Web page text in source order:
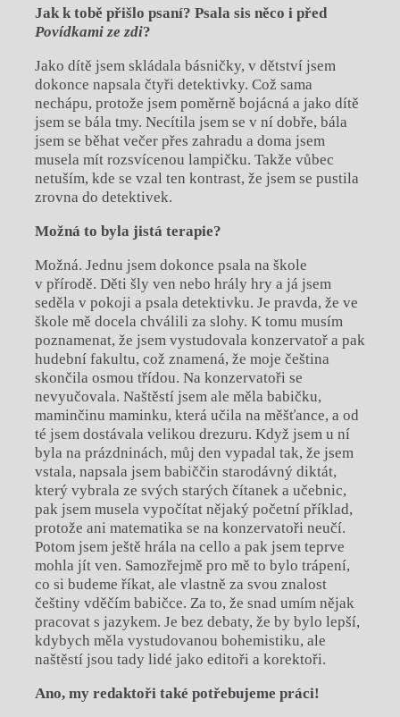
Jak k tobě přišlo psaní? Psala sis něco i před
Povídkami ze zdi?
Jako dítě jsem skládala básničky, v dětství jsem
dokonce napsala čtyři detektivky. Což sama
nechápu, protože jsem poměrně bojácná a jako dítě
jsem se bála tmy. Necítila jsem se v ní dobře, bála
jsem se běhat večer přes zahradu a doma jsem
musela mít rozsvícenou lampičku. Takže vůbec
netuším, kde se vzal ten kontrast, že jsem se pustila
zrovna do detektivek.
Možná to byla jistá terapie?
Možná. Jednu jsem dokonce psala na škole
v přírodě. Děti šly ven nebo hrály hry a já jsem
seděla v pokoji a psala detektivku. Je pravda, že ve
škole mě docela chválili za slohy. K tomu musím
poznamenat, že jsem vystudovala konzervatoř a pak
hudební fakultu, což znamená, že moje čeština
skončila osmou třídou. Na konzervatoři se
nevyučovala. Naštěstí jsem ale měla babičku,
maminčinu maminku, která učila na měšťance, a od
té jsem dostávala velikou drezuru. Když jsem u ní
byla na prázdninách, můj den vypadal tak, že jsem
vstala, napsala jsem babiččin starodávný diktát,
který vybrala ze svých starých čítanek a učebnic,
pak jsem musela vypočítat nějaký početní příklad,
protože ani matematika se na konzervatoři neučí.
Potom jsem ještě hrála na cello a pak jsem teprve
mohla jít ven. Samozřejmě pro mě to bylo trápení,
co si budeme říkat, ale vlastně za svou znalost
češtiny vděčím babičce. Za to, že snad umím nějak
pracovat s jazykem. Je bez debaty, že by bylo lepší,
kdybych měla vystudovanou bohemistiku, ale
naštěstí jsou tady lidé jako editoři a korektoři.
Ano, my redaktoři také potřebujeme práci!